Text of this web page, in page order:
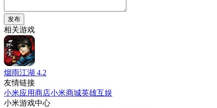
发布
相关游戏
烟雨江湖 4.2
友情链接
小米应用商店小米商城英雄互娱
小米游戏中心